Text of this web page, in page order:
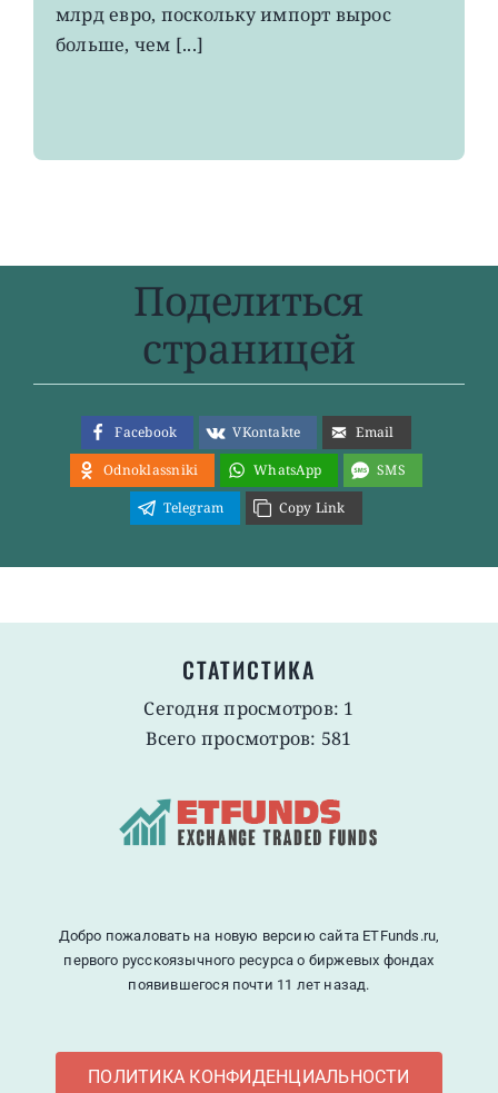
млрд евро, поскольку импорт вырос
больше, чем [...]
Поделиться
страницей
Facebook VKontakte
Email
Odnoklassniki
WhatsApp
SMS
Telegram
Copy Link
СТАТИСТИКА
Сегодня просмотров: 1
Всего просмотров: 581
Добро пожаловать на новую версию сайта ETFunds.ru,
первого русскоязычного ресурса о биржевых фондах
появившегося почти 11 лет назад.
ПОЛИТИКА КОНФИДЕНЦИАЛЬНОСТИ